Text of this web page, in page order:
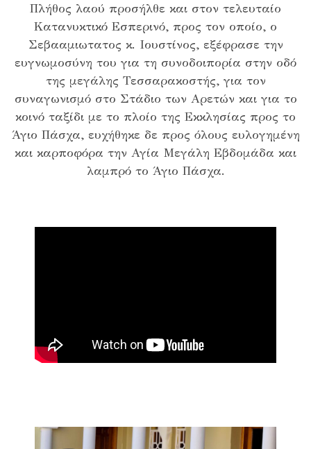
Πλήθος λαού προσήλθε και στον τελευταίο
Κατανυκτικό Εσπερινό, προς τον οποίο, ο
Σεβααμιωτατος κ. Ιουστίνος, εξέφρασε την
ευγνωμοσύνη του για τη συνοδοιπορία στην οδό
της μεγάλης Τεσσαρακοστής, για τον
συναγωνισμό στο Στάδιο των Αρετών και για το
κοινό ταξίδι με το πλοίο της Εκκλησίας προς το
Άγιο Πάσχα, ευχήθηκε δε προς όλους ευλογημένη
και καρποφόρα την Αγία Μεγάλη Εβδομάδα και
λαμπρό το Άγιο Πάσχα.